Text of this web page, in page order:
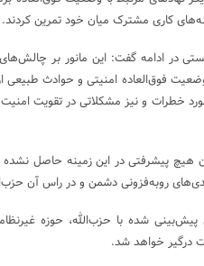
کاری مشترک میان خود تمرین کردند.
در ادامه گفت: این مانور بر
فوق‌العاده امنیتی و حوادث
خطرات و نیز مشکلاتی در تقویت
هیچ پیشرفتی در این زمینه حاصل
روبه‌فزونی دشمن و در راس آن
پیش‌بینی شده با حزب‌الله، حوزه
درگیر خواهد شد.